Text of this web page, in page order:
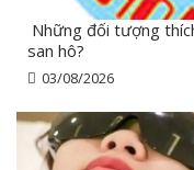
Những đối tượng
san hô?
03/08/2026